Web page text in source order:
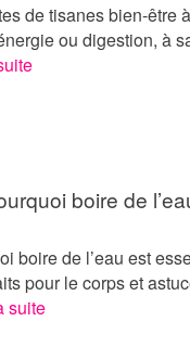
de tisanes bien-être
ou digestion, à
boire de
boire de l’eau est
pour le corps et
suite